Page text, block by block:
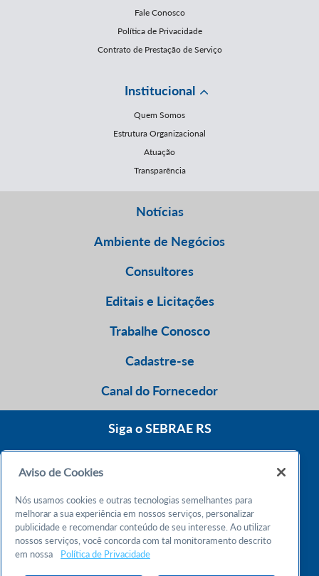
Fale Conosco
Política de Privacidade
Contrato de Prestação de Serviço
Institucional
Quem Somos
Estrutura Organizacional
Atuação
Transparência
Notícias
Ambiente de Negócios
Consultores
Editais e Licitações
Trabalhe Conosco
Cadastre-se
Canal do Fornecedor
Siga o SEBRAE RS
Atendimento 24h
Chame no WhatsApp
Aviso de Cookies
Nós usamos cookies e outras tecnologias semelhantes para
melhorar a sua experiência em nossos serviços, personalizar
publicidade e recomendar conteúdo de seu interesse. Ao utilizar
nossos serviços, você concorda com tal monitoramento descrito
em nossa
Política de Privacidade